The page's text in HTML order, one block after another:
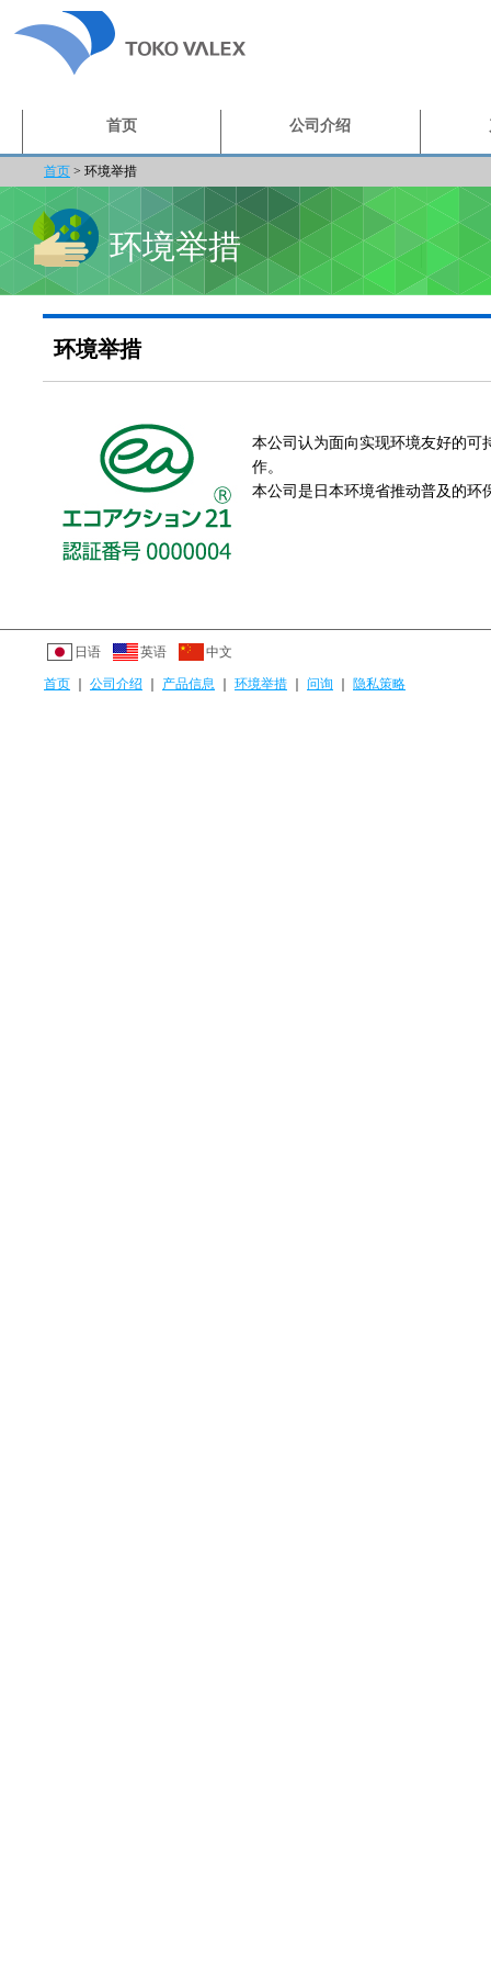
首页 公司介绍
首页 > 环境举措
环境举措
环境举措
本公司认为面向实现环境友好的可
作。
本公司是日本环境省推动普及的环
日语 英语 中文
首页 ｜ 公司介绍 ｜ 产品信息 ｜ 环境举措 ｜ 问询 ｜ 隐私策略